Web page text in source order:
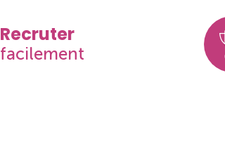
Recruter
facilement